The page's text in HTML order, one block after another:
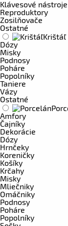
Klávesové nástroje
Reproduktory
Zosilňovače
Ostatné
Krištáľ
Dózy
Misky
Podnosy
Poháre
Popolníky
Taniere
Vázy
Ostatné
Amfory
Čajníky
Dekorácie
Dózy
Hrnčeky
Koreničky
Košíky
Krčahy
Misky
Mliečniky
Omáčniky
Podnosy
Poháre
Popolníky